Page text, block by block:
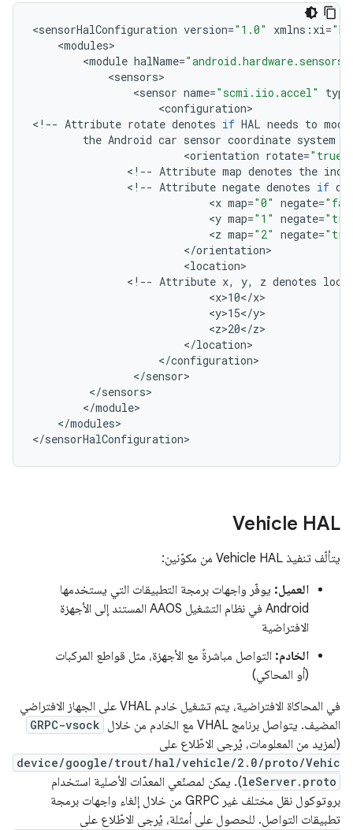
<sensorHalConfiguration version="1.0" xmlns : xi=
<modules
<module halName=
<sensors
<sensor name="scmi.iio.accel" type
<configuration>
< !-- Attribute rotate denotes if HAL needs to
the Android car sensor coordinate system
<orientation rotate="true"
< !-- Attribute map denotes the
< !-- Attribute negate denotes if
<x map="0" negate=
<y map="1" negate=
<z map="2" negate=
</orientation
<location
< !-- Attribute x, y, z denotes
<x>10</x
<y>15</y
<z>20</z
</location
</configuration
</sensor
</sensors
</module
</modules>
</sensorHalConfiguration>
Vehicle HAL
يتألّف تنفيذ Vehicle HAL من مكوّنين:
العميل: يوفّر واجهات برمجة التطبيقات التي يستخدمها
Android في نظام التشغيل AAOS المستند إلى الأجهزة
الافتراضية
الخادم: التواصل مباشرةً مع الأجهزة، مثل قواطع المركبات
(أو المحاكي)
في المحاكاة الافتراضية، يتم تشغيل خادم VHAL على الجهاز الافتراضي
المضيف. يتواصل برنامج VHAL مع الخادم من خلال
GRPC-vsock
(لمزيد من المعلومات، يُرجى الاطّلاع على
device/google/trout/hal/vehicle/2.0/proto/Vehic
leServer.proto). يمكن لمصنّعي المعدّات الأصلية استخدام
بروتوكول نقل مختلف غير GRPC من خلال إلغاء واجهات برمجة
تطبيقات التواصل. للحصول على أمثلة، يُرجى الاطّلاع على